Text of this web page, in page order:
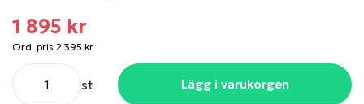
1 895 kr
Ord. pris 2 395 kr
st Lägg i varukorgen